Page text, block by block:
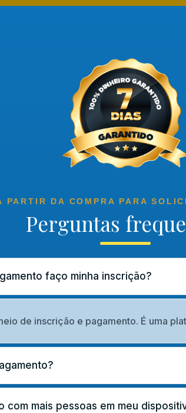
PARTIR DA COMPRA PARA
Perguntas
faço minha inscrição?
de inscrição e pagamento. É uma
com mais pessoas em meu